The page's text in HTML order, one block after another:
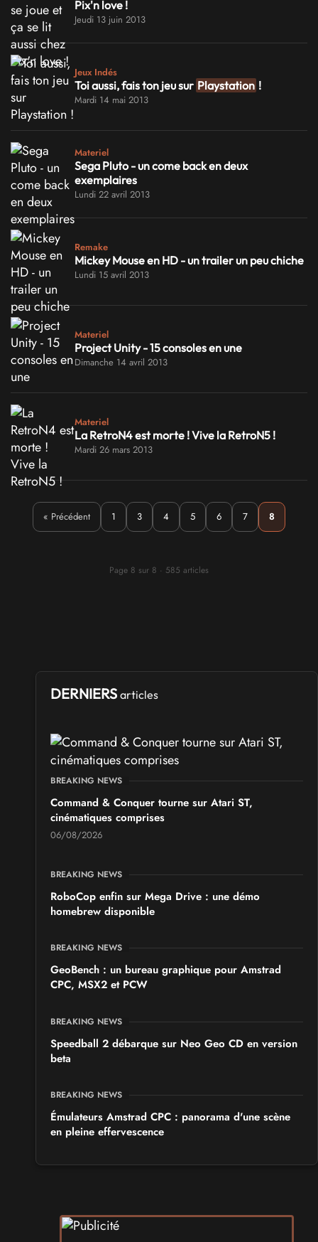
Pix'n love !
Jeudi 13 juin 2013
Jeux Indés
Toi aussi, fais ton jeu sur Playstation !
Mardi 14 mai 2013
Materiel
Sega Pluto - un come back en deux
exemplaires
Lundi 22 avril 2013
Remake
Mickey Mouse en HD - un trailer un peu chiche
Lundi 15 avril 2013
Materiel
Project Unity - 15 consoles en une
Dimanche 14 avril 2013
Materiel
La RetroN4 est morte ! Vive la RetroN5 !
Mardi 26 mars 2013
« Précédent 1 3 4 5 6 7 8
Page 8 sur 8 · 585 articles
DERNIERS articles
BREAKING NEWS
Command & Conquer tourne sur Atari ST,
cinématiques comprises
06/08/2026
BREAKING NEWS
RoboCop enfin sur Mega Drive : une démo
homebrew disponible
BREAKING NEWS
GeoBench : un bureau graphique pour Amstrad
CPC, MSX2 et PCW
BREAKING NEWS
Speedball 2 débarque sur Neo Geo CD en version
beta
BREAKING NEWS
Émulateurs Amstrad CPC : panorama d'une scène
en pleine effervescence